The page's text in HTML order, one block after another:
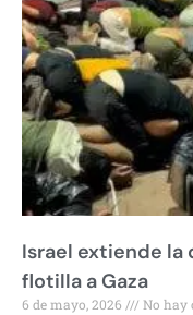
Israel extiende
flotilla a Gaza
6 de mayo, 2026 No hay